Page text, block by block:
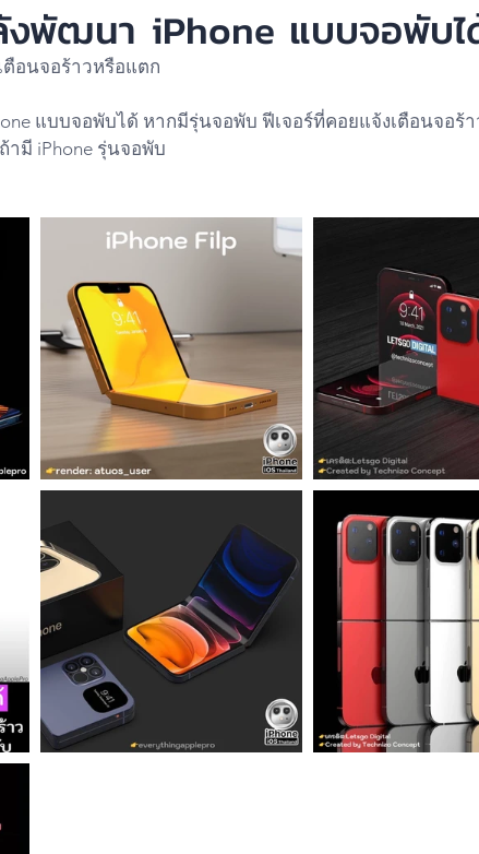
งพัฒนา iPhone แบบจอพับ
ตือนจอร้าวหรือแตก
แบบจอพับได้ หากมีรุ่นจอพับ ฟีเจอร์ที่คอยแจ้งเตือนจอร้
ามี iPhone รุ่นจอพับ